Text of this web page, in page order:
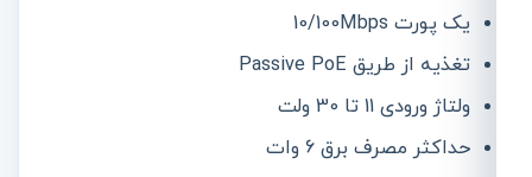
یک پورت 10/100Mbps
تغذیه از طریق Passive PoE
ولتاژ ورودی 11 تا 30 ولت
حداکثر مصرف برق 6 وات